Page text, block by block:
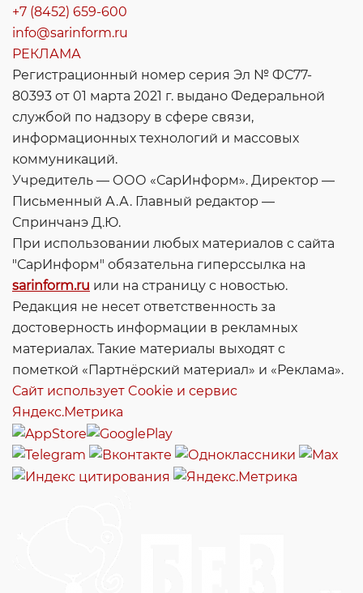
+7 (8452) 659-600
info@sarinform.ru
РЕКЛАМА
Регистрационный номер серия Эл № ФС77-
80393 от 01 марта 2021 г. выдано Федеральной
службой по надзору в сфере связи,
информационных технологий и массовых
коммуникаций.
Учредитель — ООО «СарИнформ». Директор —
Письменный А.А. Главный редактор —
Спринчанэ Д.Ю.
При использовании любых материалов с сайта
"СарИнформ" обязательна гиперссылка на
sarinform.ru или на страницу с новостью.
Редакция не несет ответственность за
достоверность информации в рекламных
материалах. Такие материалы выходят с
пометкой «Партнёрский материал» и «Реклама».
Сайт использует Cookie и сервиc
Яндекс.Метрика